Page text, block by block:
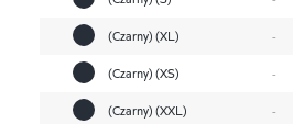
(Czarny) (XL)
-
(Czarny) (XS)
-
(Czarny) (XXL)
-